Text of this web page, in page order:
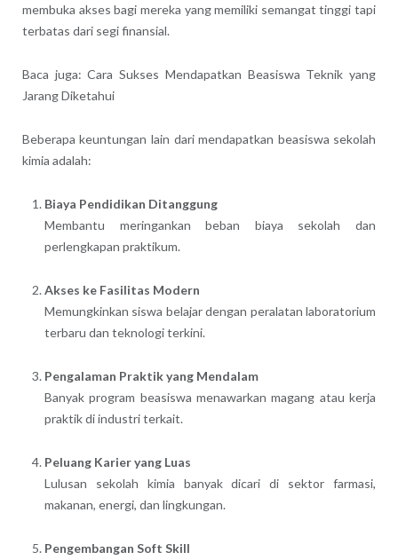
membuka akses bagi mereka yang memiliki semangat tinggi tapi
terbatas dari segi finansial.
Baca juga: Cara Sukses Mendapatkan Beasiswa Teknik yang
Jarang Diketahui
Beberapa keuntungan lain dari mendapatkan beasiswa sekolah
kimia adalah:
Biaya Pendidikan Ditanggung
Membantu meringankan beban biaya sekolah dan
perlengkapan praktikum.
Akses ke Fasilitas Modern
Memungkinkan siswa belajar dengan peralatan laboratorium
terbaru dan teknologi terkini.
Pengalaman Praktik yang Mendalam
Banyak program beasiswa menawarkan magang atau kerja
praktik di industri terkait.
Peluang Karier yang Luas
Lulusan sekolah kimia banyak dicari di sektor farmasi,
makanan, energi, dan lingkungan.
Pengembangan Soft Skill